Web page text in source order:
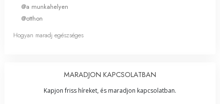
@a munkahelyen
@otthon
Hogyan maradj egészséges
MARADJON KAPCSOLATBAN
Kapjon friss híreket, és maradjon kapcsolatban.